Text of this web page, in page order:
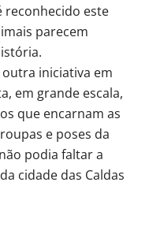
reconhecido este
parecem
iniciativa em
em grande escala,
que encarnam as
e poses da
podia faltar a
cidade das Caldas